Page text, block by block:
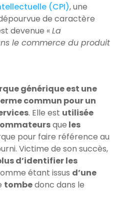
(CPI), une
de caractère
devenue «La
le commerce du produit
générique est une
commun pour un
. Elle est utilisée
que les
pour faire référence au
Victime de son succès,
d’identifier les
étant issus d’une
tombedonc dans le